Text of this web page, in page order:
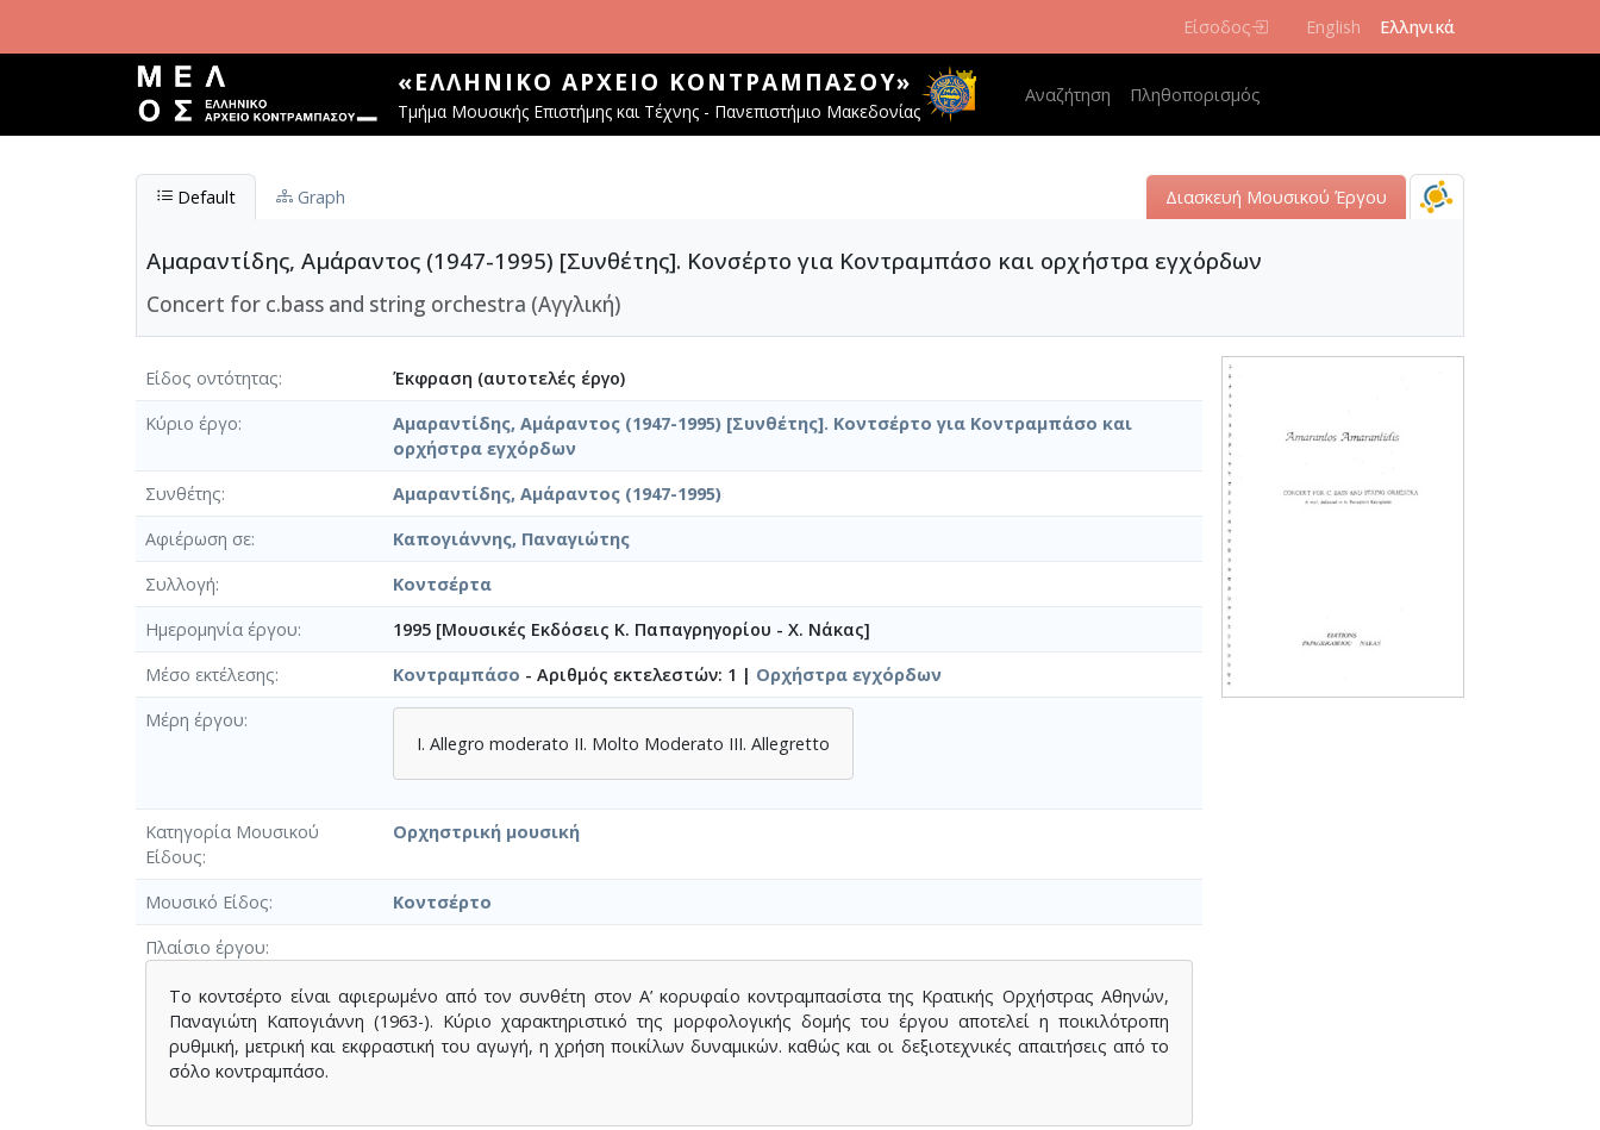
Είσοδος English Ελληνικά
«ΕΛΛΗΝΙΚΌ ΑΡΧΕΊΟ ΚΟΝΤΡΑΜΠΆΣΟΥ»
Τμήμα Μουσικής Επιστήμης και Τέχνης - Πανεπιστήμιο Μακεδονίας
Main navigation
Αναζήτηση Πληθοπορισμός
Default Graph Διασκευή Μουσικού Έργου
Αμαραντίδης, Αμάραντος (1947-1995) [Συνθέτης]. Κονσέρτο για Κοντραμπάσο και ορχήστρα εγχόρδων
Concert for c.bass and string orchestra (Αγγλική)
Είδος οντότητας
Έκφραση (αυτοτελές έργο)
Κύριο έργο
Αμαραντίδης, Αμάραντος (1947-1995) [Συνθέτης]. Κοντσέρτο για Κοντραμπάσο και
ορχήστρα εγχόρδων
Συνθέτης
Αμαραντίδης, Αμάραντος (1947-1995)
Αφιέρωση σε
Καπογιάννης, Παναγιώτης
Συλλογή
Κοντσέρτα
Ημερομηνία έργου
1995 [Μουσικές Εκδόσεις Κ. Παπαγρηγορίου - Χ. Νάκας]
Μέσο εκτέλεσης
Κοντραμπάσο - Αριθμός εκτελεστών: 1 | Ορχήστρα εγχόρδων
Μέρη έργου
I. Allegro moderato II. Molto Moderato III. Allegretto
Κατηγορία Μουσικού
Είδους
Ορχηστρική μουσική
Μουσικό Είδος
Κοντσέρτο
Πλαίσιο έργου
Το κοντσέρτο είναι αφιερωμένο από τον συνθέτη στον A’ κορυφαίο κοντραμπασίστα της Κρατικής Ορχήστρας Αθηνών,
Παναγιώτη Καπογιάννη (1963-). Κύριο χαρακτηριστικό της μορφολογικής δομής του έργου αποτελεί η ποικιλότροπη
ρυθμική, μετρική και εκφραστική του αγωγή, η χρήση ποικίλων δυναμικών. καθώς και οι δεξιοτεχνικές απαιτήσεις από το
σόλο κοντραμπάσο.